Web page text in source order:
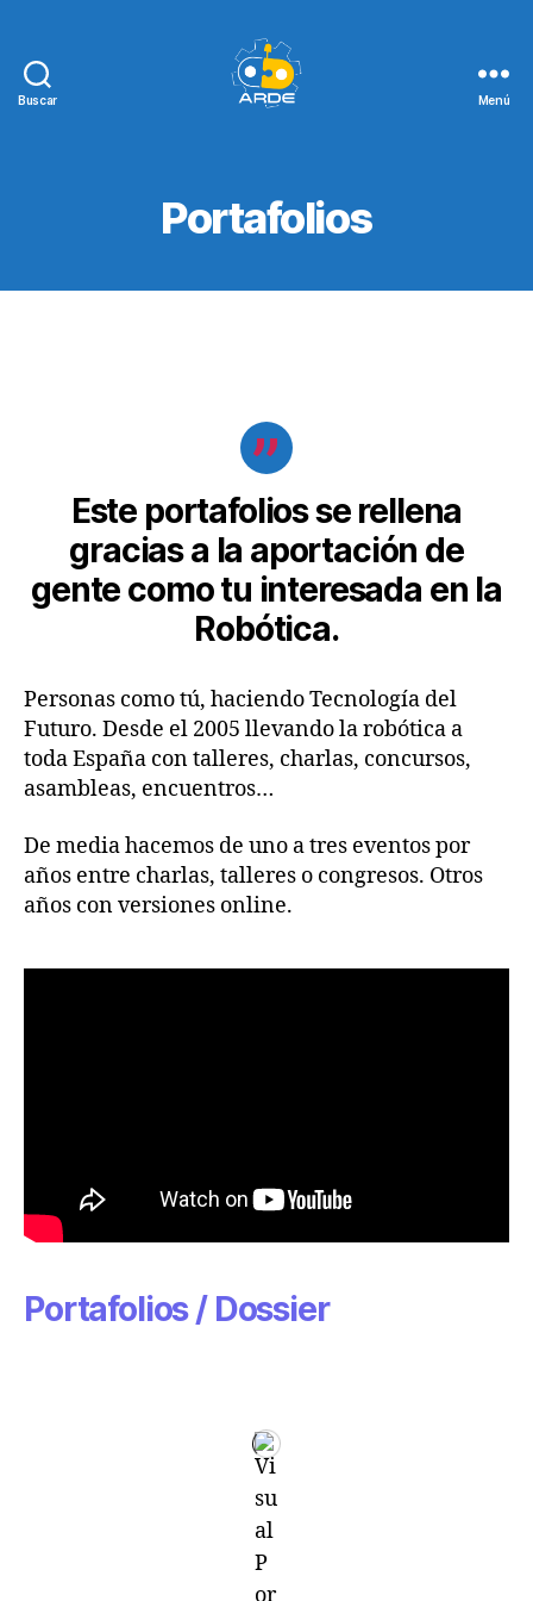
Buscar Menú
Portafolios
Este portafolios se rellena
gracias a la aportación de
gente como tu interesada en la
Robótica.
Personas como tú, haciendo Tecnología del
Futuro. Desde el 2005 llevando la robótica a
toda España con talleres, charlas, concursos,
asambleas, encuentros…
De media hacemos de uno a tres eventos por
años entre charlas, talleres o congresos. Otros
años con versiones online.
Portafolios / Dossier